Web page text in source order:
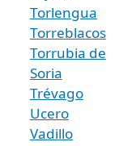
Torlengua
Torreblacos
Torrubia de
Soria
Trévago
Ucero
Vadillo